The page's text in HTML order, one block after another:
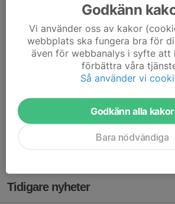
Anmäl ditt intresse senast 12 juli , via
ses som bindande, eftersom klubben
och boka lopp, transfer och aktiviteter
deltagare.
sol och stark klubbkänsla!
Dela nyhet
Tidigare nyheter
Godkänn
Vi använder oss av kakor
webbplats ska fungera bra för
även för webbanalys i syfte att
förbättra våra
Så använder vi
Godkänn alla kakor
Bara nödvändiga